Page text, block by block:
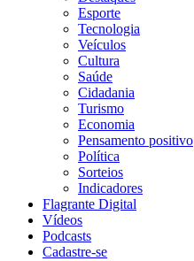
Esporte
Tecnologia
Veículos
Cultura
Saúde
Cidadania
Turismo
Economia
Pensamento positivo
Política
Sorteios
Indicadores
Flagrante Digital
Vídeos
Podcasts
Cadastre-se